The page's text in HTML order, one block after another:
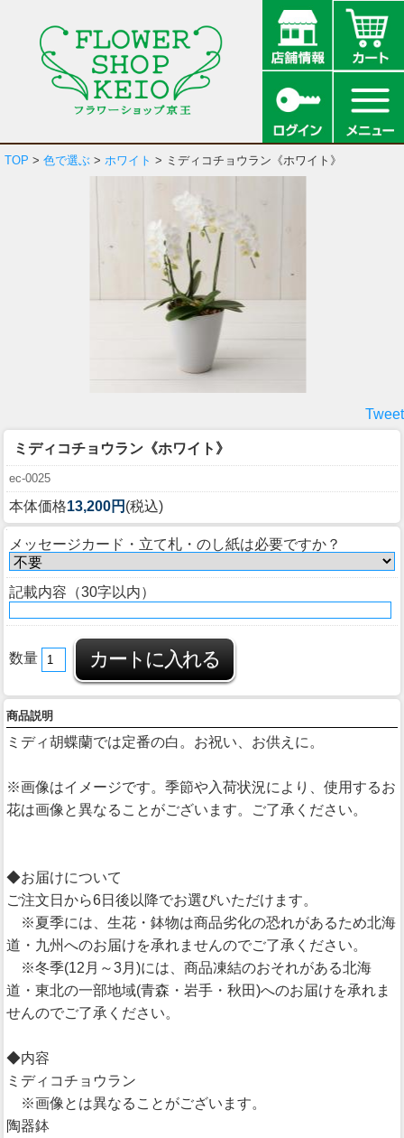
TOP > 色で選ぶ > ホワイト > ミディコチョウラン《ホワイト》
Tweet
ミディコチョウラン《ホワイト》
ec-0025
本体価格13,200円 (税込)
メッセージカード・立て札・のし紙は必要ですか？
記載内容（30字以内）
数量
商品説明
ミディ胡蝶蘭では定番の白。お祝い、お供えに。
※画像はイメージです。季節や入荷状況により、使用するお
花は画像と異なることがございます。ご了承ください。
◆お届けについて
ご注文日から6日後以降でお選びいただけます。
※夏季には、生花・鉢物は商品劣化の恐れがあるため北海
道・九州へのお届けを承れませんのでご了承ください。
※冬季(12月～3月)には、商品凍結のおそれがある北海
道・東北の一部地域(青森・岩手・秋田)へのお届けを承れま
せんのでご了承ください。
◆内容
ミディコチョウラン
※画像とは異なることがございます。
陶器鉢